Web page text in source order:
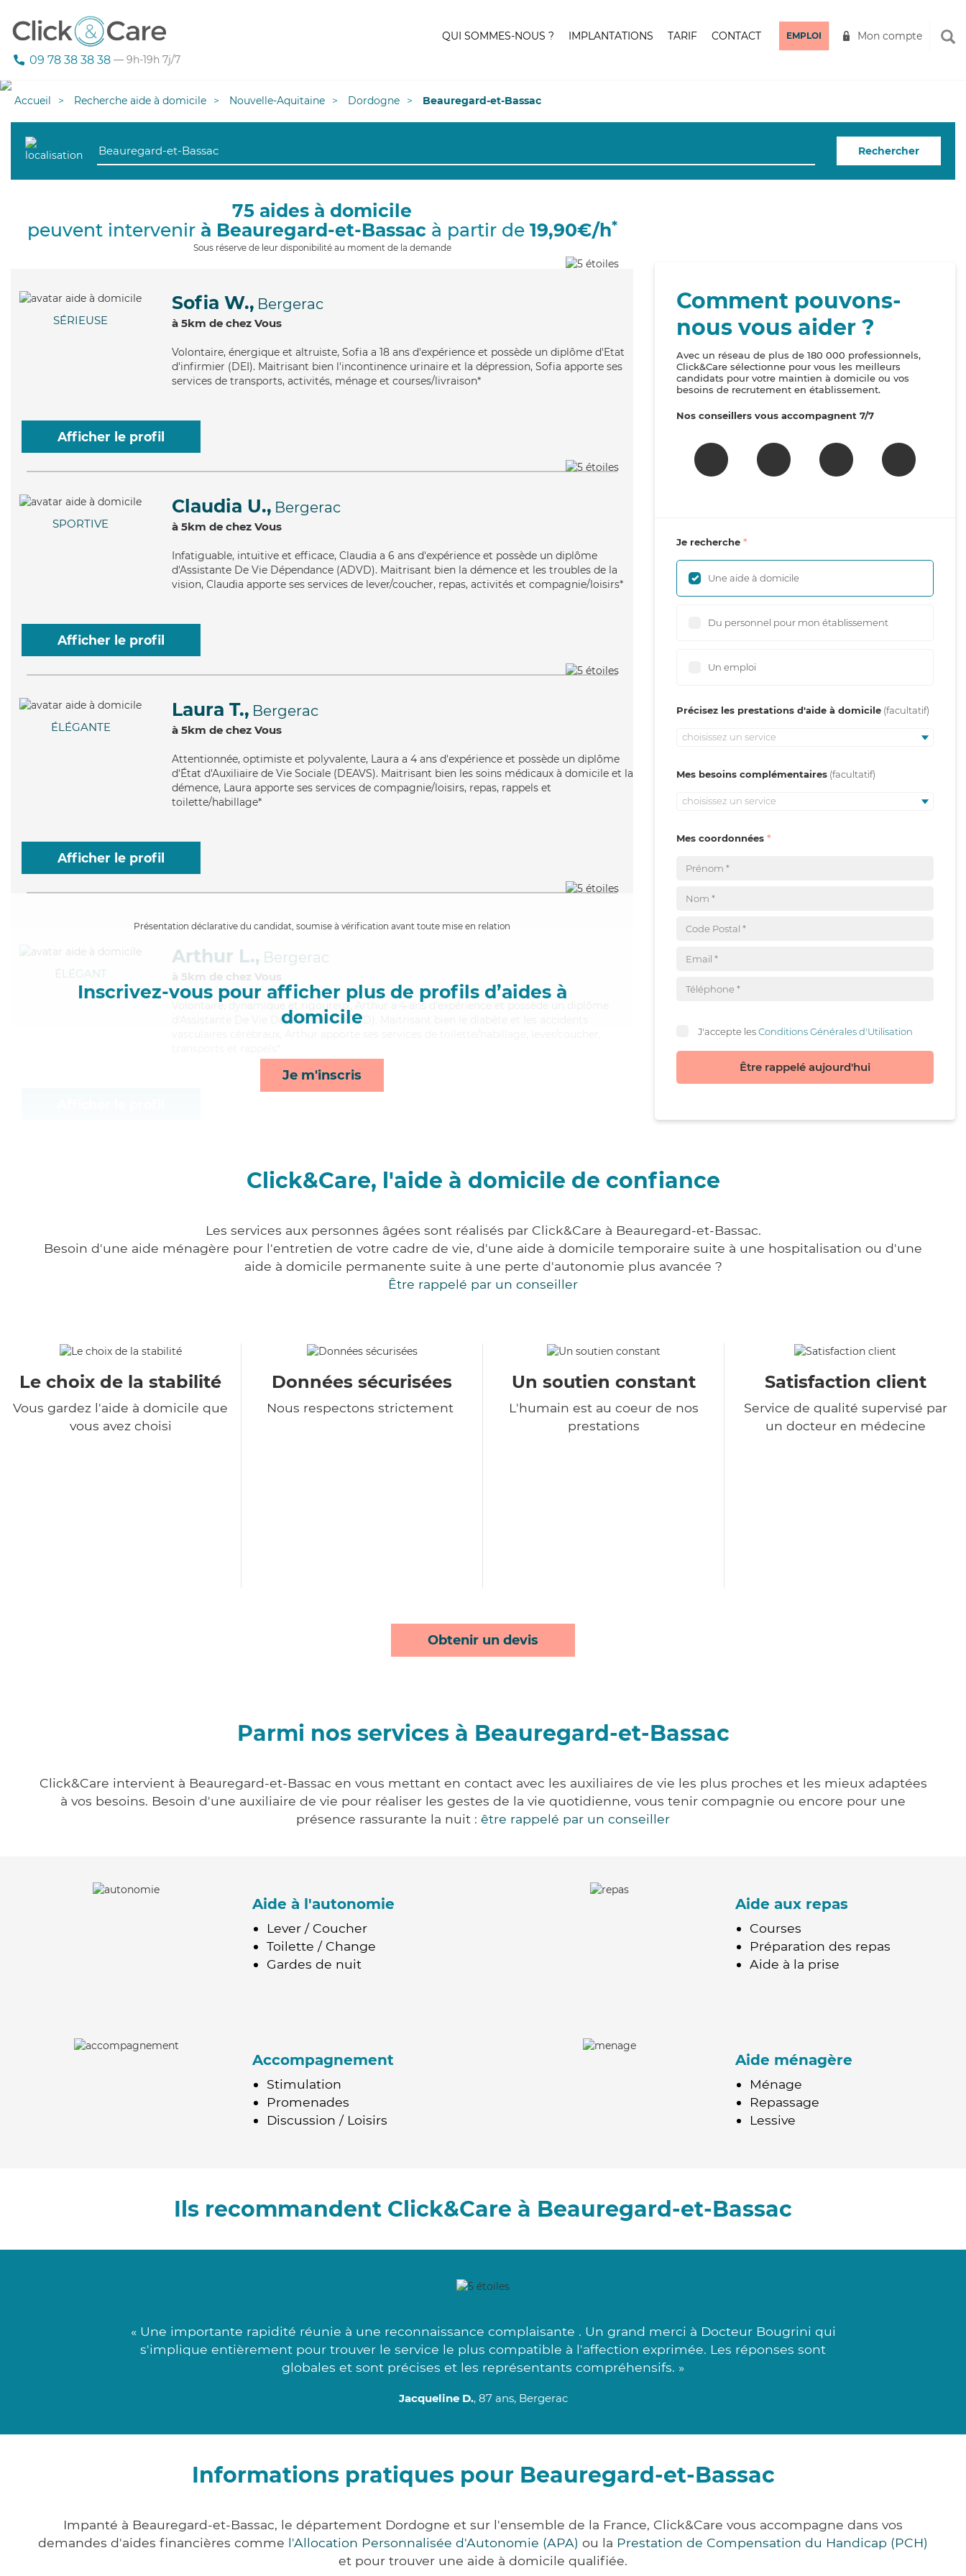
09 78 38 38 38 — 9h-19h 7j/7
QUI SOMMES-NOUS ? IMPLANTATIONS TARIF CONTACT EMPLOI Mon compte
Accueil Recherche aide à domicile Nouvelle-Aquitaine Dordogne Beauregard-et-Bassac
Rechercher
75 aides à domicile
peuvent intervenir à Beauregard-et-Bassacà partir de 19,90€/h*
Sous réserve de leur disponibilité au moment de la demande
SÉRIEUSE
Sofia W., Bergerac
à 5km de chez Vous
Volontaire, énergique et altruiste, Sofia a 18 ans d'expérience et possède un diplôme d'Etat
d'infirmier (DEI). Maitrisant bien l'incontinence urinaire et la dépression, Sofia apporte ses
services de transports, activités, ménage et courses/livraison*
Afficher le profil
SPORTIVE
Claudia U., Bergerac
à 5km de chez Vous
Infatiguable, intuitive et efficace, Claudia a 6 ans d'expérience et possède un diplôme
d'Assistante De Vie Dépendance (ADVD). Maitrisant bien la démence et les troubles de la
vision, Claudia apporte ses services de lever/coucher, repas, activités et compagnie/loisirs*
Afficher le profil
ÉLÉGANTE
Laura T., Bergerac
à 5km de chez Vous
Attentionnée, optimiste et polyvalente, Laura a 4 ans d'expérience et possède un diplôme
d'État d'Auxiliaire de Vie Sociale (DEAVS). Maitrisant bien les soins médicaux à domicile et la
démence, Laura apporte ses services de compagnie/loisirs, repas, rappels et
toilette/habillage*
Afficher le profil
Présentation déclarative du candidat, soumise à vérification avant toute mise en relation
Inscrivez-vous pour afficher plus de profils d’aides à
domicile
Je m'inscris
ÉLÉGANT
Arthur L., Bergerac
à 5km de chez Vous
Volontaire
, dynamique et rigoureux, Arthur a 4 ans d'expérience et possède un diplôme
d'Assistante De Vie Dépendance (ADVD). Maitrisant bien le diabète et les accidents
Comment pouvons-
nous vous aider ?
Avec un réseau de plus de 180 000 professionnels,
Click&Care sélectionne pour vous les meilleurs
candidats pour votre maintien à domicile ou vos
besoins de recrutement en établissement.
Nos conseillers vous accompagnent 7/7
Je recherche
Une aide à domicile
Du personnel pour mon établissement
Un emploi
Précisez les prestations d'aide à domicile
choisissez un service
Mes besoins complémentaires
choisissez un service
Mes coordonnées
J'accepte lesConditions Générales d'Utilisation
Être rappelé aujourd'hui
Click&Care, l'aide à domicile de confiance
Les services aux personnes âgées sont réalisés par Click&Care à Beauregard-et-Bassac.
Besoin d'une aide ménagère pour l'entretien de votre cadre de vie, d'une aide à domicile temporaire suite à une hospitalisation ou d'une
aide à domicile permanente suite à une perte d'autonomie plus avancée ?
Être rappelé par un conseiller
Le choix de la stabilité
Vous gardez l'aide à domicile que
vous avez choisi
Données sécurisées
Nous respectons strictement
Un soutien constant
L'humain est au coeur de nos
prestations
Satisfaction client
Service de qualité supervisé par
un docteur en médecine
Obtenir un devis
Parmi nos services à Beauregard-et-Bassac
Click&Care intervient à Beauregard-et-Bassac en vous mettant en contact avec les auxiliaires de vie les plus proches et les mieux adaptées
à vos besoins. Besoin d'une auxiliaire de vie pour réaliser les gestes de la vie quotidienne, vous tenir compagnie ou encore pour une
présence rassurante la nuit : être rappelé par un conseiller
Aide à l'autonomie
Lever / Coucher
Toilette / Change
Gardes de nuit
Aide aux repas
Courses
Préparation des repas
Aide à la prise
Accompagnement
Stimulation
Promenades
Discussion / Loisirs
Aide ménagère
Ménage
Repassage
Lessive
Ils recommandent Click&Care à Beauregard-et-Bassac
« Une importante rapidité réunie à une reconnaissance complaisante . Un grand merci à Docteur Bougrini qui
s'implique entièrement pour trouver le service le plus compatible à l'affection exprimée. Les réponses sont
globales et sont précises et les représentants compréhensifs. »
Jacqueline D., 87 ans, Bergerac
Informations pratiques pour Beauregard-et-Bassac
Impanté à Beauregard-et-Bassac, le département Dordogne et sur l'ensemble de la France, Click&Care vous accompagne dans vos
demandes d'aides financières comme l'Allocation Personnalisée d'Autonomie (APA) ou la Prestation de Compensation du Handicap (PCH)
et pour trouver une aide à domicile qualifiée.